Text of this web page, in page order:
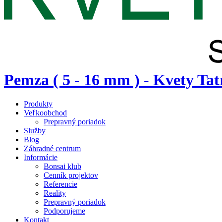
Pemza ( 5 - 16 mm ) - Kvety
Produkty
Veľkoobchod
Prepravný poriadok
Služby
Blog
Záhradné centrum
Informácie
Bonsai klub
Cenník projektov
Referencie
Reality
Prepravný poriadok
Podporujeme
Kontakt